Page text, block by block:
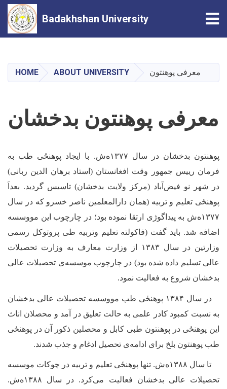
main
content
Badakhshan University
HOME ABOUT UNIVERSITY معرفی پوهنتون
معرفی پوهنتون بدخشان
پوهنتون بدخشان در سال ۱۳۷۷ه
ش. با ایجاد ‌پوهنځی طب به
فرمان رییس جمهور وقت افغانستان (استاد برهان الدین ربانی)
در شهر نو فیض آباد (مرکز ولایت بدخشان) تاسیس گردید. بعداَ‌
پوهنځی تعلیم و تربیه (همان دارالمعلمین ناصر خسرو که در سال
۱۳۷۷ه‌ش به پیداگوژی ارتقا نموده بود؛ در چارچوب این مووسسه
اضافه شد. باید گفت (فاکولته تعلیم وتربیه طی پروتوکل رسمی
وزارتین در سال ۱۳۸۳ از وزارت معارف به وزارت تحصیلات
عالی تسلیم داده شده بود) در چارچوب موسسه‌ی تحصیلات عالی
بدخشان شروع به فعالیت نمود.
در سال ۱۳۸۴ ‌پوهنځی طب مووسسه تحصیلات عالی بدخشان
به نسبت کمبود کادر علمی به حالت تعلیق در آمد و محصلان اناث
این ‌پوهنځی در پوهنتون طبی کابل و محصلین ذکور آن در ‌پوهنځی
طب پوهنتون بلخ برای ادامهی تحصیل ادغام و جذب شدند.
تا سال ۱۳۸۸ه
ش. تنها ‌پوهنځی تعلیم و تربیه در چوکات موسسه
تحصیلات عالی بدخشان فعالیت می‌کرد. در سال ۱۳۸۸ه
ش.